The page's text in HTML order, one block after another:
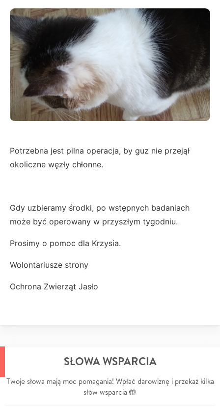
Potrzebna jest pilna operacja, by guz nie przejął
okoliczne węzły chłonne.
Gdy uzbieramy środki, po wstępnych badaniach
może być operowany w przyszłym tygodniu.
Prosimy o pomoc dla Krzysia.
Wolontariusze strony
Ochrona Zwierząt Jasło
SŁOWA WSPARCIA
Twoje słowa mają moc pomagania! Wpłać darowiznę i przekaż kilka
słów wsparcia 🤲